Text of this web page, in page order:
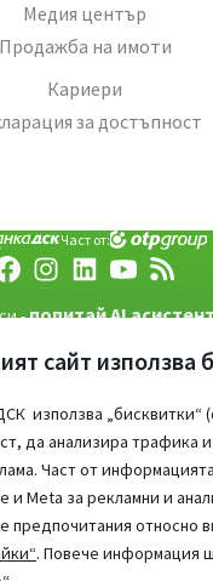
сайт използва
използва
да анализира трафика
Част от
и Meta за рекламни и
предпочитания относно
. Повече информация
Медия център
Продажба на имоти
Кариери
за достъпност
Част от:
-попитай AI
2026Всички права запазени
Сайт от:StudioX